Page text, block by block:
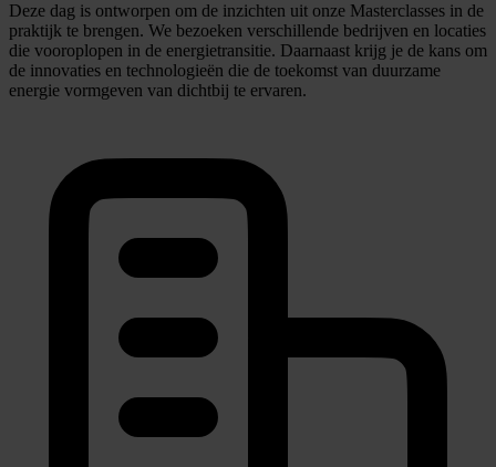
Deze dag is ontworpen om de inzichten uit onze Masterclasses in de
praktijk te brengen. We bezoeken verschillende bedrijven en locaties
die vooroplopen in de energietransitie. Daarnaast krijg je de kans om
de innovaties en technologieën die de toekomst van duurzame
energie vormgeven van dichtbij te ervaren.